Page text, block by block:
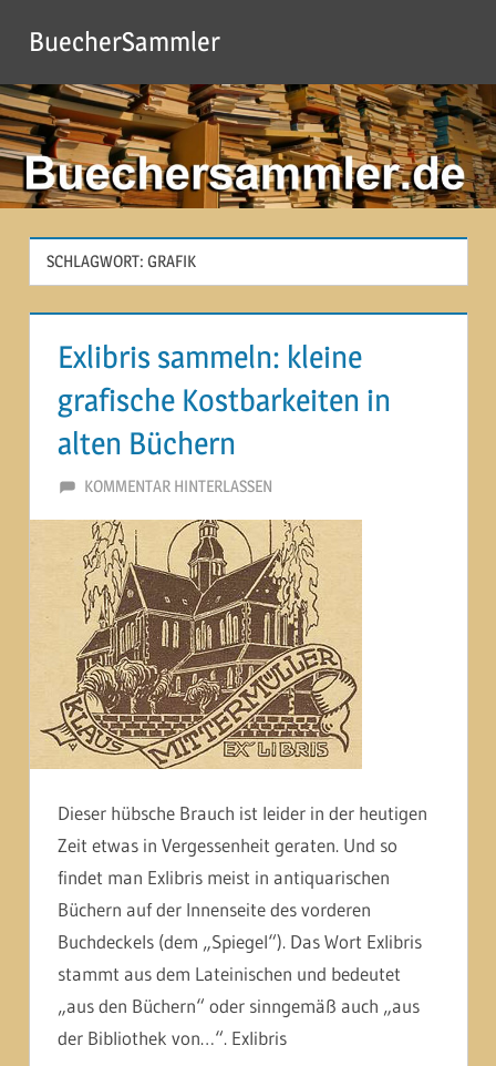
Inhalt
springen
BuecherSammler
SCHLAGWORT: GRAFIK
Exlibris sammeln: kleine
grafische Kostbarkeiten in
alten Büchern
24. JUNI 2020
MARTINA BERG
KOMMENTAR HINTERLASSEN
Dieser hübsche Brauch ist leider in der heutigen
Zeit etwas in Vergessenheit geraten. Und so
findet man Exlibris meist in antiquarischen
Büchern auf der Innenseite des vorderen
Buchdeckels (dem „Spiegel“). Das Wort Exlibris
stammt aus dem Lateinischen und bedeutet
„aus den Büchern“ oder sinngemäß auch „aus
der Bibliothek von…“. Exlibris